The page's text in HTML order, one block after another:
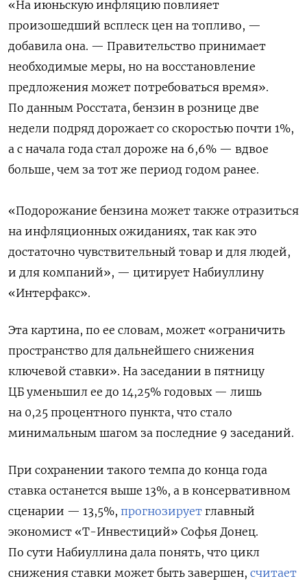
«На июньскую инфляцию повлияет
произошедший всплеск цен на топливо, —
добавила она. — Правительство принимает
необходимые меры, но на восстановление
предложения может потребоваться время».
По данным Росстата, бензин в рознице две
недели подряд дорожает со скоростью почти 1%,
а с начала года стал дороже на 6,6% — вдвое
больше, чем за тот же период годом ранее.
«Подорожание бензина может также отразиться
на инфляционных ожиданиях, так как это
достаточно чувствительный товар и для людей,
и для компаний», — цитирует Набиуллину
«Интерфакс».
Эта картина, по ее словам, может «ограничить
пространство для дальнейшего снижения
ключевой ставки». На заседании в пятницу
ЦБ уменьшил ее до 14,25% годовых — лишь
на 0,25 процентного пункта, что стало
минимальным шагом за последние 9 заседаний.
При сохранении такого темпа до конца года
ставка останется выше 13%, а в консервативном
сценарии — 13,5%, прогнозирует главный
экономист «Т-Инвестиций» Софья Донец.
По сути Набиуллина дала понять, что цикл
снижения ставки может быть завершен, считает